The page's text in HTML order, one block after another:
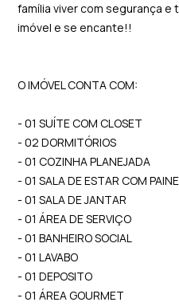
família viver com segurança
imóvel e se encante!!
O IMÓVEL CONTA COM:
- 01 SUÍTE COM CLOSET
- 02 DORMITÓRIOS
- 01 COZINHA PLANEJADA
- 01 SALA DE ESTAR COM
- 01 SALA DE JANTAR
- 01 ÁREA DE SERVIÇO
- 01 BANHEIRO SOCIAL
- 01 LAVABO
- 01 DEPOSITO
- 01 ÁREA GOURMET